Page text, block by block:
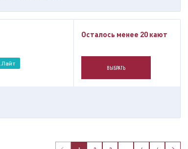
Осталось менее 20 кают
ВЫБРАТЬ